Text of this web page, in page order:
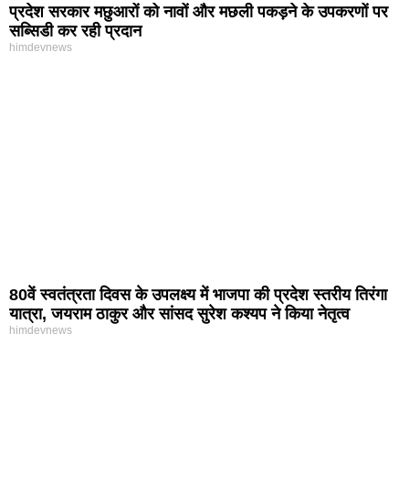
प्रदेश सरकार मछुआरों को नावों और मछली पकड़ने के उपकरणों पर
सब्सिडी कर रही प्रदान
himdevnews
80वें स्वतंत्रता दिवस के उपलक्ष्य में भाजपा की प्रदेश स्तरीय तिरंगा
यात्रा, जयराम ठाकुर और सांसद सुरेश कश्यप ने किया नेतृत्व
himdevnews